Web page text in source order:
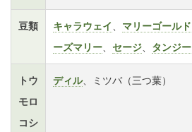
豆類 キャラウェイ マリーゴールド
ーズマリー
セージ タンジー
トウ
モロ
コシ
ディル、ミツバ（三つ葉）